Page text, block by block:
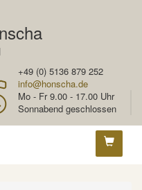
+49 (0) 5136 879 252
info@honscha.de
Mo - Fr 9.00 - 17.00 Uhr
Sonnabend geschlossen